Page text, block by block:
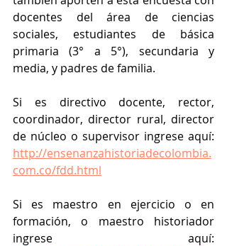
docentes del área de ciencias
sociales, estudiantes de básica
primaria (3° a 5°), secundaria y
media, y padres de familia.
Si es directivo docente, rector,
coordinador, director rural, director
http://ensenanzahistoriadecolombia.
com.co/fdd.html
Si es maestro en ejercicio o en
formación, o maestro historiador